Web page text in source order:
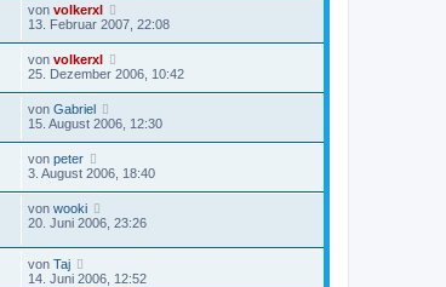
von volkerxl
13. Februar 2007, 22:08
von volkerxl
25. Dezember 2006, 10:42
von Gabriel
15. August 2006, 12:30
von peter
3. August 2006, 18:40
von wooki
20. Juni 2006, 23:26
von Taj
14. Juni 2006, 12:52